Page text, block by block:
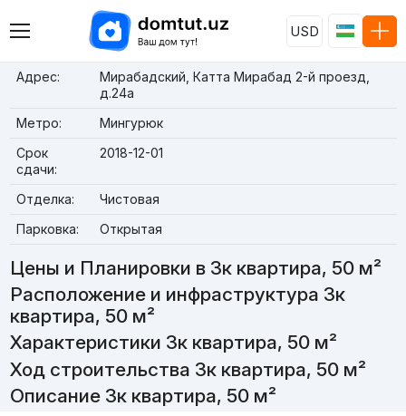
USD
Адрес:
Мирабадский, Катта Мирабад 2-й проезд,
д.24a
Метро:
Мингурюк
Срок
сдачи:
2018-12-01
Отделка:
Чистовая
Парковка:
Открытая
Цены и Планировки в 3к квартира, 50 м²
Расположение и инфраструктура 3к
квартира, 50 м²
Характеристики 3к квартира, 50 м²
Ход строительства 3к квартира, 50 м²
Описание 3к квартира, 50 м²